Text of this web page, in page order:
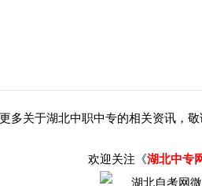
多关于湖北中职中专的相关资讯，
欢迎关注《湖北中专